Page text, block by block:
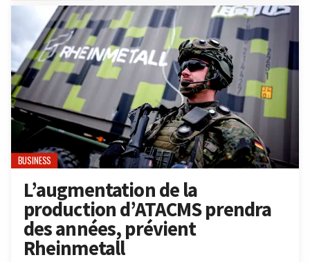
BUSINESS
L’augmentation de la
production d’ATACMS prendra
des années, prévient
Rheinmetall